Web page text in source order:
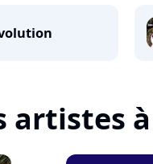
artistes